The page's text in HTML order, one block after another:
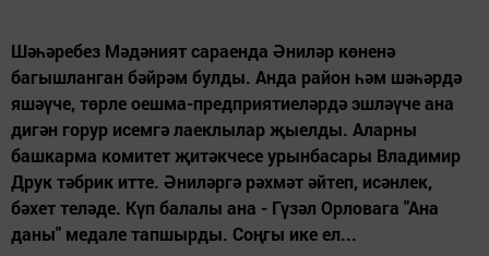
Шәһәребез Мәдәният сараенда Әниләр көненә
багышланган бәйрәм булды. Анда район һәм шәһәрдә
яшәүче, төрле оешма-предприятиеләрдә эшләүче ана
дигән горур исемгә лаеклылар җыелды. Аларны
башкарма комитет җитәкчесе урынбасары Владимир
Друк тәбрик итте. Әниләргә рәхмәт әйтеп, исәнлек,
бәхет теләде. Күп балалы ана - Гүзәл Орловага "Ана
даны" медале тапшырды. Соңгы ике ел...